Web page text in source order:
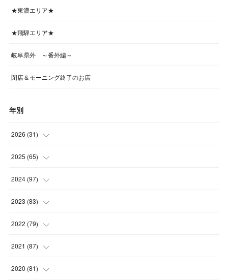
★東濃エリア★
★飛騨エリア★
岐阜県外 ～番外編～
閉店＆モーニング終了のお店
年別
2026 (31)
(4
(4
(5
(4
2025 (65)
(5
(6
(6
(6
2024 (97)
(5
(7
(7
(8
2023 (83)
(6
(7
(7
2022 (79)
(4
(8
2021 (87)
(12 )
2020 (81)